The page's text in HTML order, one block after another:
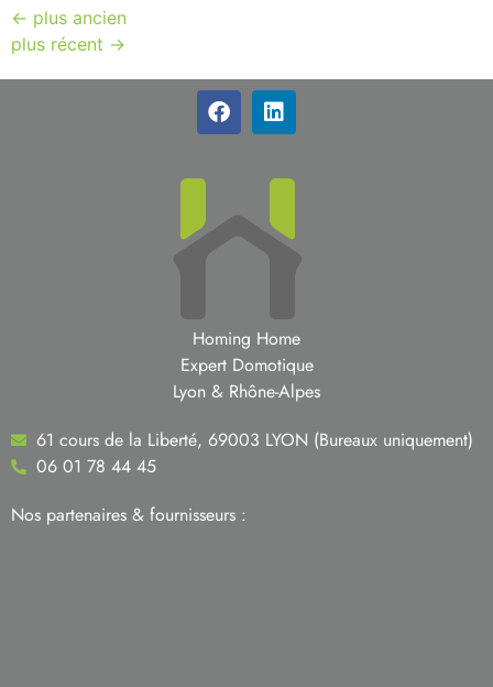
← plus ancien
plus récent →
Homing Home
Expert Domotique
Lyon & Rhône-Alpes
61 cours de la Liberté, 69003 LYON (Bureaux uniquement)
06 01 78 44 45
Nos partenaires & fournisseurs :